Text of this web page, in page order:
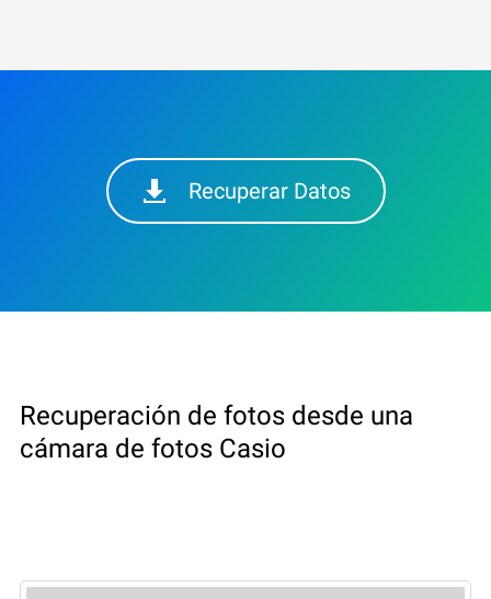
Recuperar Datos
Recuperación de fotos desde una
cámara de fotos Casio